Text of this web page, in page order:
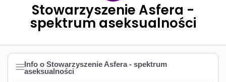
Stowarzyszenie Asfera -
spektrum aseksualności
Info o Stowarzyszenie Asfera - spektrum
aseksualności